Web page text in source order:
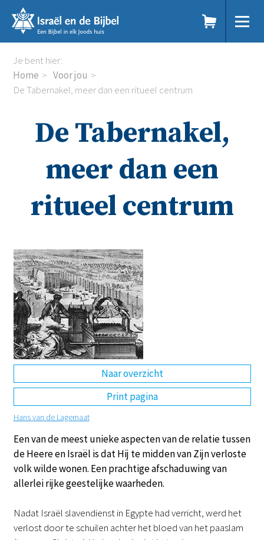
links
naar
de
inhoud
naar
de
Je bent hier:
Home
Voor jou
De Tabernakel, meer dan een ritueel centrum
De Tabernakel,
meer dan een
ritueel centrum
Naar overzicht
Print pagina
Hans van de Lagemaat
Een van de meest unieke aspecten van de relatie tussen
de Heere en Israël is dat Hij te midden van Zijn verloste
volk wilde wonen. Een prachtige afschaduwing van
allerlei rijke geestelijke waarheden.
Nadat Israël slavendienst in Egypte had verricht, werd het
verlost door te schuilen achter het bloed van het paaslam
Doe mee
Podcast
Magazine
Digitale nieuwsbrief
Agenda
Jongerenwerk
Het Studiehuis (cursus)
Over ons
DE EN